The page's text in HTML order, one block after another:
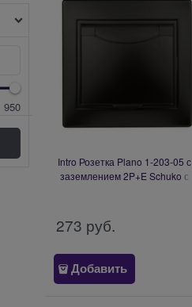
950
Intro Розетка Plano 1-203-05 с
заземлением 2P+E Schuko с
273 руб.
Добавить